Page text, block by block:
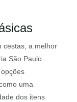
cestas, a melhor
São Paulo
uma
dos itens